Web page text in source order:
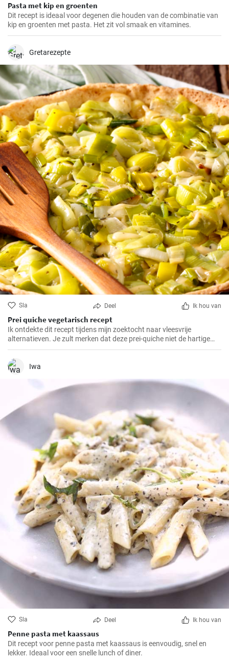
Pasta met kip en groenten
Dit recept is ideaal voor degenen die houden van de combinatie van
kip en groenten met pasta. Het zit vol smaak en vitamines.
Gretarezepte
Sla Deel Ik hou van
Prei quiche vegetarisch recept
Ik ontdekte dit recept tijdens mijn zoektocht naar vleesvrije
alternatieven. Je zult merken dat deze prei-quiche niet de hartige
smaak mist van versies met vlees. Het is makkelijk te maken en
ideaal voor een gezonde lunch of avondmaaltijd en gemakkelijk van
tevoren klaar te maken. Daarom is dit recept al jaren een van mijn
Iwa
Sla Deel Ik hou van
Penne pasta met kaassaus
Dit recept voor penne pasta met kaassaus is eenvoudig, snel en
lekker. Ideaal voor een snelle lunch of diner.